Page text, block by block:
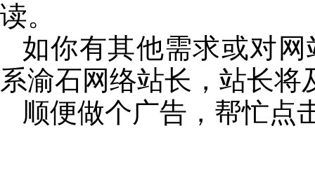
读。
如你有其他需求或对
系渝石网络站长，站长将
顺便做个广告，帮忙点